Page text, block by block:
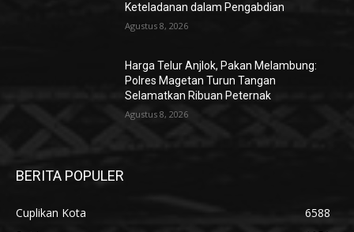
Keteladanan dalam Pengabdian
Agustus 8, 2026
Harga Telur Anjlok, Pakan Melambung:
Polres Magetan Turun Tangan
Selamatkan Ribuan Peternak
Agustus 8, 2026
BERITA POPULER
Cuplikan Kota
6588